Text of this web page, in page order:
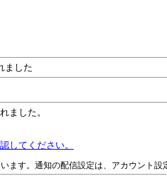
ました
ました。
してください。
ます。通知の配信設定は、アカウント設